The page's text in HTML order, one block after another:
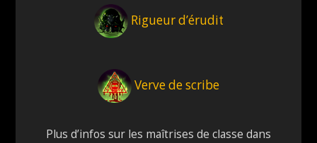
Rigueur d’érudit
Verve de scribe
Plus d’infos sur les maîtrises de classe dans